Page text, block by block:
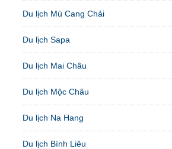
Du lịch Mù Cang Chải
Du lịch Sapa
Du lịch Mai Châu
Du lịch Mộc Châu
Du lịch Na Hang
Du lịch Bình Liêu